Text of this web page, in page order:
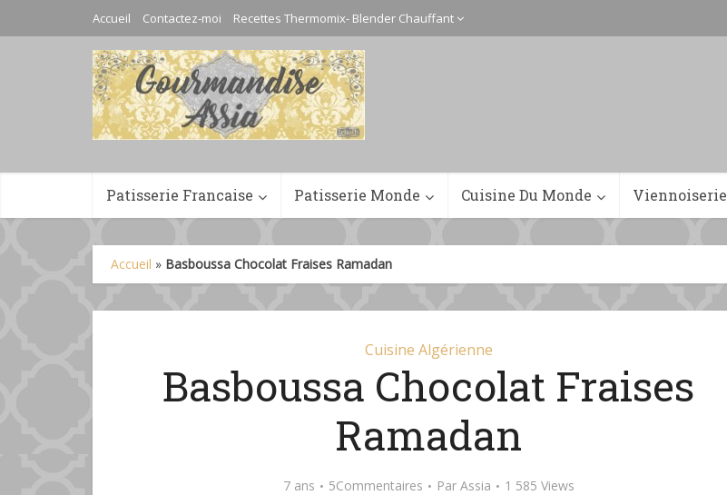
Accueil Contactez-moi Recettes Thermomix- Blender Chauffant
Patisserie Francaise Patisserie Monde Cuisine Du Monde Viennoiserie
Accueil » Basboussa Chocolat Fraises Ramadan
Cuisine Algérienne
Basboussa Chocolat Fraises
Ramadan
7 ans 5Commentaires Par Assia 1 585 Views